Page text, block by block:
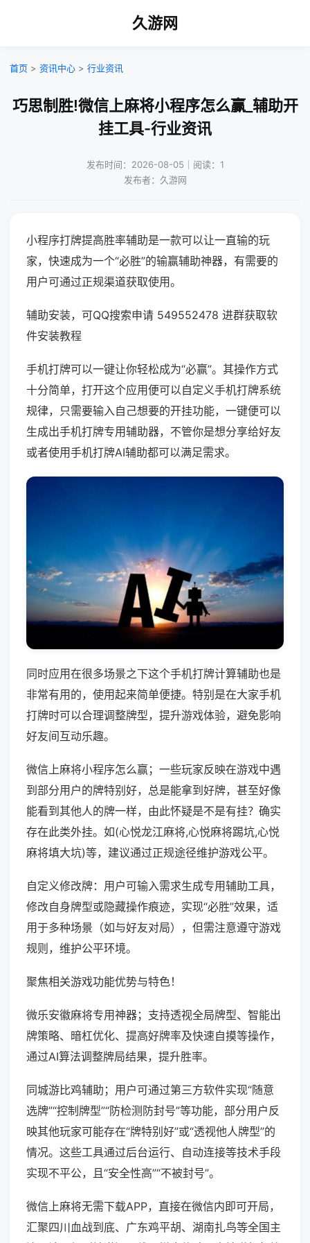
久游网
首页 > 资讯中心 > 行业资讯
巧思制胜!微信上麻将小程序怎么赢_辅助开
挂工具-行业资讯
发布时间：2026-08-05｜阅读：1
发布者：久游网
小程序打牌提高胜率辅助是一款可以让一直输的玩
家，快速成为一个“必胜”的输赢辅助神器，有需要的
用户可通过正规渠道获取使用。
辅助安装，可QQ搜索申请 549552478 进群获取软
件安装教程
手机打牌可以一键让你轻松成为“必赢”。其操作方式
十分简单，打开这个应用便可以自定义手机打牌系统
规律，只需要输入自己想要的开挂功能，一键便可以
生成出手机打牌专用辅助器，不管你是想分享给好友
或者使用手机打牌AI辅助都可以满足需求。
同时应用在很多场景之下这个手机打牌计算辅助也是
非常有用的，使用起来简单便捷。特别是在大家手机
打牌时可以合理调整牌型，提升游戏体验，避免影响
好友间互动乐趣。
微信上麻将小程序怎么赢；一些玩家反映在游戏中遇
到部分用户的牌特别好，总是能拿到好牌，甚至好像
能看到其他人的牌一样，由此怀疑是不是有挂？确实
存在此类外挂。如(心悦龙江麻将,心悦麻将踢坑,心悦
麻将填大坑)等，建议通过正规途径维护游戏公平。
自定义修改牌：用户可输入需求生成专用辅助工具，
修改自身牌型或隐藏操作痕迹，实现“必胜”效果，适
用于多种场景（如与好友对局），但需注意遵守游戏
规则，维护公平环境。
聚焦相关游戏功能优势与特色！
微乐安徽麻将专用神器；支持透视全局牌型、智能出
牌策略、暗杠优化、提高好牌率及快速自摸等操作，
通过AI算法调整牌局结果，提升胜率。
同城游比鸡辅助；用户可通过第三方软件实现“随意
选牌”“控制牌型”“防检测防封号”等功能，部分用户反
映其他玩家可能存在“牌特别好”或“透视他人牌型”的
情况。这些工具通过后台运行、自动连接等技术手段
实现不平公，且“安全性高”“不被封号”。
微信上麻将无需下载APP，直接在微信内即可开局，
汇聚四川血战到底、广东鸡平胡、湖南扎鸟等全国主